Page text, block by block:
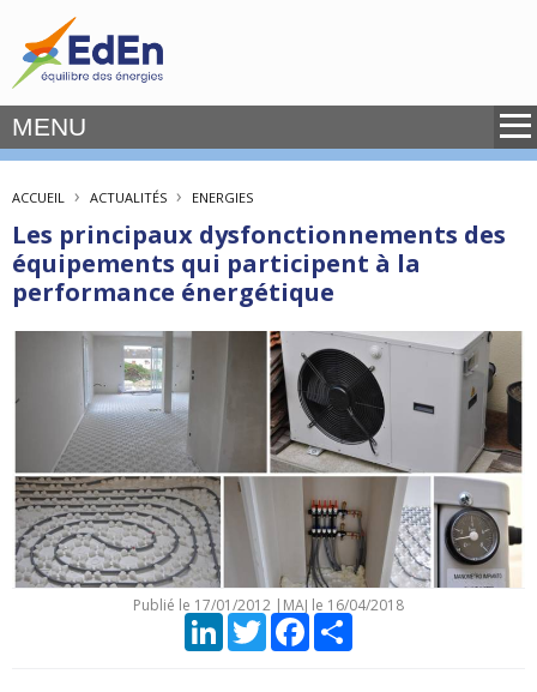
MENU
ACCUEIL › ACTUALITÉS › ENERGIES
Les principaux dysfonctionnements des
équipements qui participent à la
performance énergétique
Publié le 17/01/2012 | MAJ le 16/04/2018
LinkedInTwitterFacebook